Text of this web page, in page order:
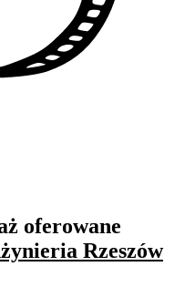
oferowane
Rzeszów